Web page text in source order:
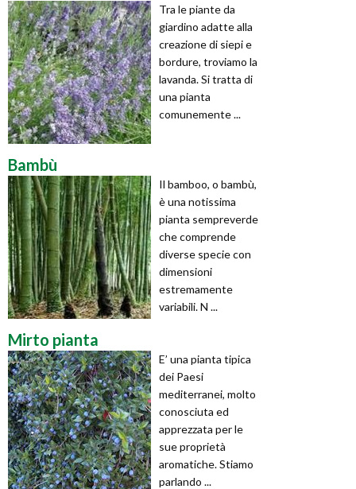
Tra le piante da
giardino adatte alla
creazione di siepi e
bordure, troviamo la
lavanda. Si tratta di
una pianta
comunemente ...
Bambù
Il bamboo, o bambù,
è una notissima
pianta sempreverde
che comprende
diverse specie con
dimensioni
estremamente
variabili. N ...
Mirto pianta
E’ una pianta tipica
dei Paesi
mediterranei, molto
conosciuta ed
apprezzata per le
sue proprietà
aromatiche. Stiamo
parlando ...